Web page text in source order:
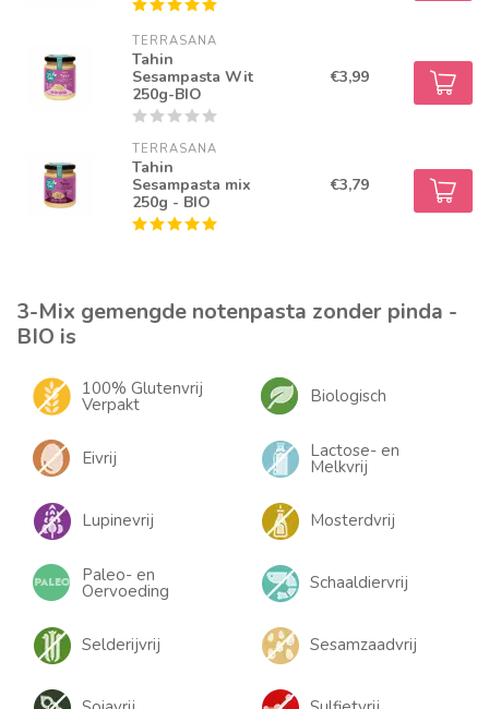
TERRASANA
Tahin
Sesampasta Wit
250g-BIO
€3,99
TERRASANA
Tahin
Sesampasta mix
250g - BIO
€3,79
3-Mix gemengde notenpasta zonder pinda -
BIO is
100% Glutenvrij
Verpakt Biologisch
Eivrij Lactose- en
Melkvrij
Lupinevrij Mosterdvrij
Paleo- en
Oervoeding Schaaldiervrij
Selderijvrij Sesamzaadvrij